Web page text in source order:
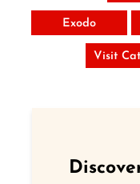
Exodo
Visit